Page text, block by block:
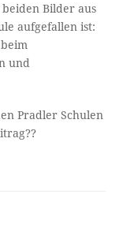
Bilder aus
aufgefallen ist:
und
Pradler Schulen